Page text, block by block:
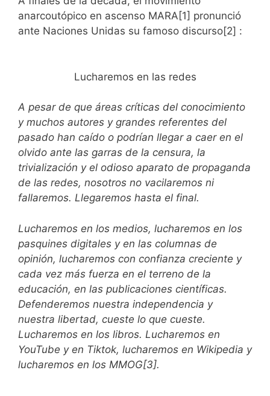
anarcoutópico en ascenso MARA[1] pronunció
ante Naciones Unidas su famoso discurso[2] :
Lucharemos en las redes
A pesar de que áreas críticas del conocimiento
y muchos autores y grandes referentes del
pasado han caído o podrían llegar a caer en el
olvido ante las garras de la censura, la
trivialización y el odioso aparato de propaganda
de las redes, nosotros no vacilaremos ni
fallaremos. Llegaremos hasta el final.
Lucharemos en los medios, lucharemos en los
pasquines digitales y en las columnas de
opinión, lucharemos con confianza creciente y
cada vez más fuerza en el terreno de la
educación, en las publicaciones científicas.
Defenderemos nuestra independencia y
nuestra libertad, cueste lo que cueste.
Lucharemos en los libros. Lucharemos en
YouTube y en Tiktok, lucharemos en Wikipedia y
lucharemos en los MMOG[3].